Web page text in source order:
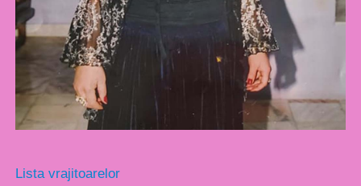
Lista vrajitoarelor